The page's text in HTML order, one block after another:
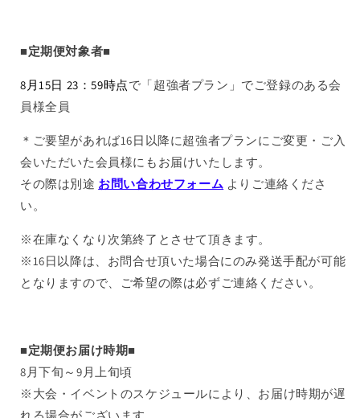
■定期便対象者■
8月15日 23：59時点で「超強者プラン」でご登録のある会
員様全員
＊ご要望があれば16日以降に超強者プランにご変更・ご入
会いただいた会員様にもお届けいたします。
その際は別途 お問い合わせフォーム よりご連絡くださ
い。
※在庫なくなり次第終了とさせて頂きます。
※16日以降は、お問合せ頂いた場合にのみ発送手配が可能
となりますので、ご希望の際は必ずご連絡ください。
■定期便お届け時期■
8月下旬～9月上旬頃
※大会・イベントのスケジュールにより、お届け時期が遅
れる場合がございます。